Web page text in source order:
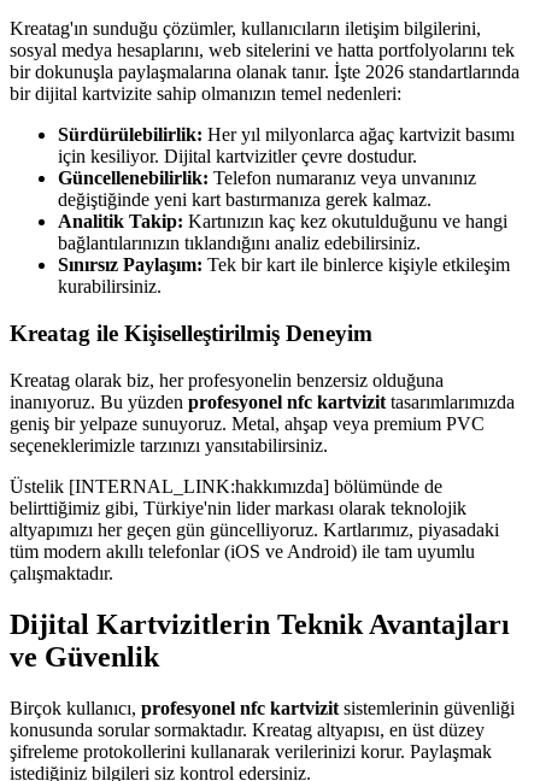
Kreatag'ın sunduğu çözümler, kullanıcıların iletişim bilgilerini,
sosyal medya hesaplarını, web sitelerini ve hatta portfolyolarını tek
bir dokunuşla paylaşmalarına olanak tanır. İşte 2026 standartlarında
bir dijital kartvizite sahip olmanızın temel nedenleri:
Sürdürülebilirlik: Her yıl milyonlarca ağaç kartvizit basımı
için kesiliyor. Dijital kartvizitler çevre dostudur.
Güncellenebilirlik: Telefon numaranız veya unvanınız
değiştiğinde yeni kart bastırmanıza gerek kalmaz.
Analitik Takip: Kartınızın kaç kez okutulduğunu ve hangi
bağlantılarınızın tıklandığını analiz edebilirsiniz.
Sınırsız Paylaşım: Tek bir kart ile binlerce kişiyle etkileşim
kurabilirsiniz.
Kreatag ile Kişiselleştirilmiş Deneyim
Kreatag olarak biz, her profesyonelin benzersiz olduğuna
inanıyoruz. Bu yüzden profesyonel nfc kartvizit tasarımlarımızda
geniş bir yelpaze sunuyoruz. Metal, ahşap veya premium PVC
seçeneklerimizle tarzınızı yansıtabilirsiniz.
Üstelik [INTERNAL_LINK:hakkımızda] bölümünde de
belirttiğimiz gibi, Türkiye'nin lider markası olarak teknolojik
altyapımızı her geçen gün güncelliyoruz. Kartlarımız, piyasadaki
tüm modern akıllı telefonlar (iOS ve Android) ile tam uyumlu
çalışmaktadır.
Dijital Kartvizitlerin Teknik Avantajları
ve Güvenlik
Birçok kullanıcı, profesyonel nfc kartvizit sistemlerinin güvenliği
konusunda sorular sormaktadır. Kreatag altyapısı, en üst düzey
şifreleme protokollerini kullanarak verilerinizi korur. Paylaşmak
istediğiniz bilgileri siz kontrol edersiniz.